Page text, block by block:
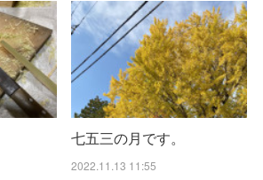
七五三の月です。
2022.11.13 11:55